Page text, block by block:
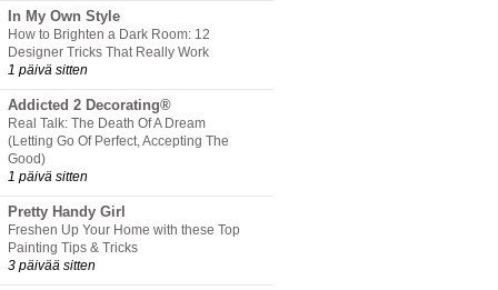
In My Own Style
How to Brighten a Dark Room: 12
Designer Tricks That Really Work
1 päivä sitten
Addicted 2 Decorating®
Real Talk: The Death Of A Dream
(Letting Go Of Perfect, Accepting The
Good)
1 päivä sitten
Pretty Handy Girl
Freshen Up Your Home with these Top
Painting Tips & Tricks
3 päivää sitten